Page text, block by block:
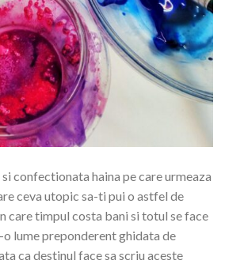
confectionata haina pe care urmeaza
ceva utopic sa-ti pui o astfel de
care timpul costa bani si totul se face
lume preponderent ghidata de
ca destinul face sa scriu aceste